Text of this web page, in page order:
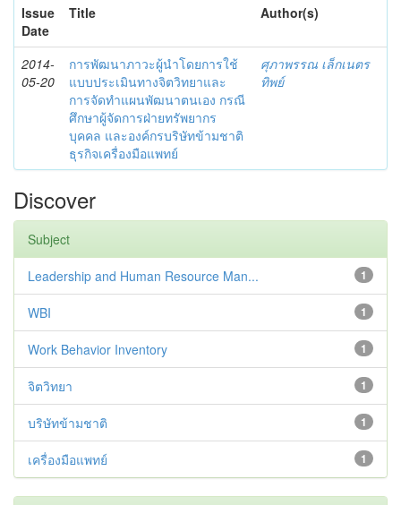
Issue
Date
Title Author(s)
2014-
05-20
การพัฒนาภาวะผู้นำโดยการใช้
แบบประเมินทางจิตวิทยาและ
การจัดทำแผนพัฒนาตนเอง กรณี
ศึกษาผู้จัดการฝ่ายทรัพยากร
บุคคล และองค์กรบริษัทข้ามชาติ
ธุรกิจเครื่องมือแพทย์
ศุภาพรรณ เล็กเนตร
ทิพย์
Discover
Subject
1
Leadership and Human Resource Man...
1
WBI
1
Work Behavior Inventory
1
จิตวิทยา
1
บริษัทข้ามชาติ
1
เครื่องมือแพทย์